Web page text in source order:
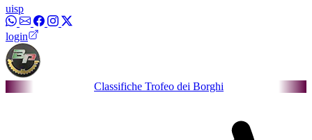
uisp
login
Classifiche Trofeo dei Borghi